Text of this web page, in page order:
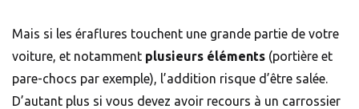
Mais si les éraflures touchent une grande partie de votre
voiture, et notamment plusieurs éléments (portière et
pare-chocs par exemple), l’addition risque d’être salée.
D’autant plus si vous devez avoir recours à un carrossier